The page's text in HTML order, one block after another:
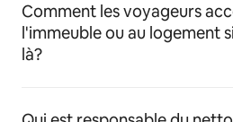
Comment les voyageurs
l'immeuble ou au logement
là?